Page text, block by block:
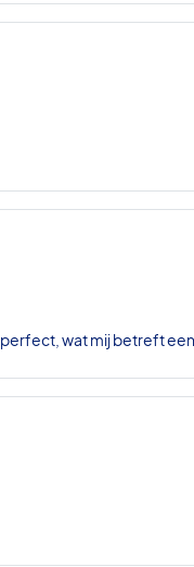
wat mij betreft